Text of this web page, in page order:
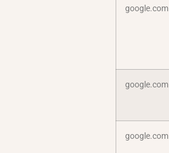
google.com
google.com
google.com